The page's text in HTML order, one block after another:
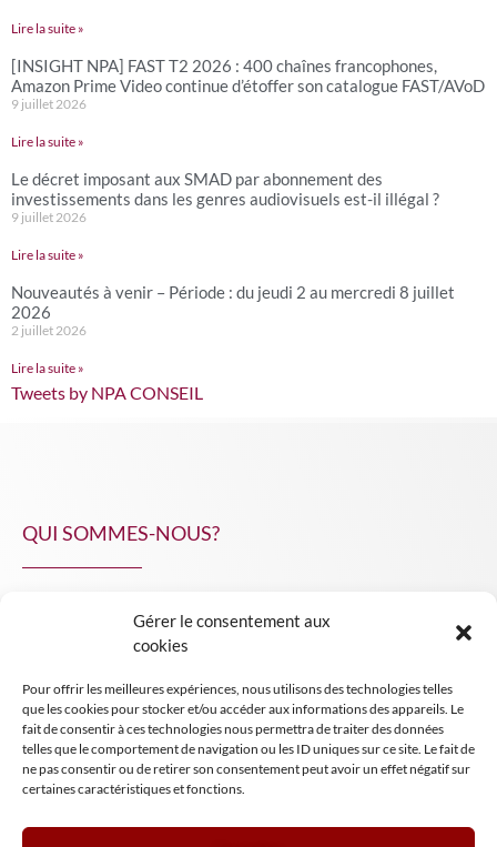
Gérer le consentement aux
cookies
Pour offrir les meilleures expériences, nous utilisons des technologies telles
que les cookies pour stocker et/ou accéder aux informations des appareils. Le
fait de consentir à ces technologies nous permettra de traiter des données
telles que le comportement de navigation ou les ID uniques sur ce site. Le fait de
ne pas consentir ou de retirer son consentement peut avoir un effet négatif sur
certaines caractéristiques et fonctions.
Lire la suite »
[INSIGHT NPA] FAST T2 2026 : 400 chaînes francophones,
Amazon Prime Video continue d’étoffer son catalogue FAST/AVoD
9 juillet 2026
Lire la suite »
Le décret imposant aux SMAD par abonnement des
investissements dans les genres audiovisuels est-il illégal ?
9 juillet 2026
Lire la suite »
Nouveautés à venir – Période : du jeudi 2 au mercredi 8 juillet
2026
2 juillet 2026
Lire la suite »
Tweets by NPA CONSEIL
QUI SOMMES-NOUS?
INSIGHT NPA